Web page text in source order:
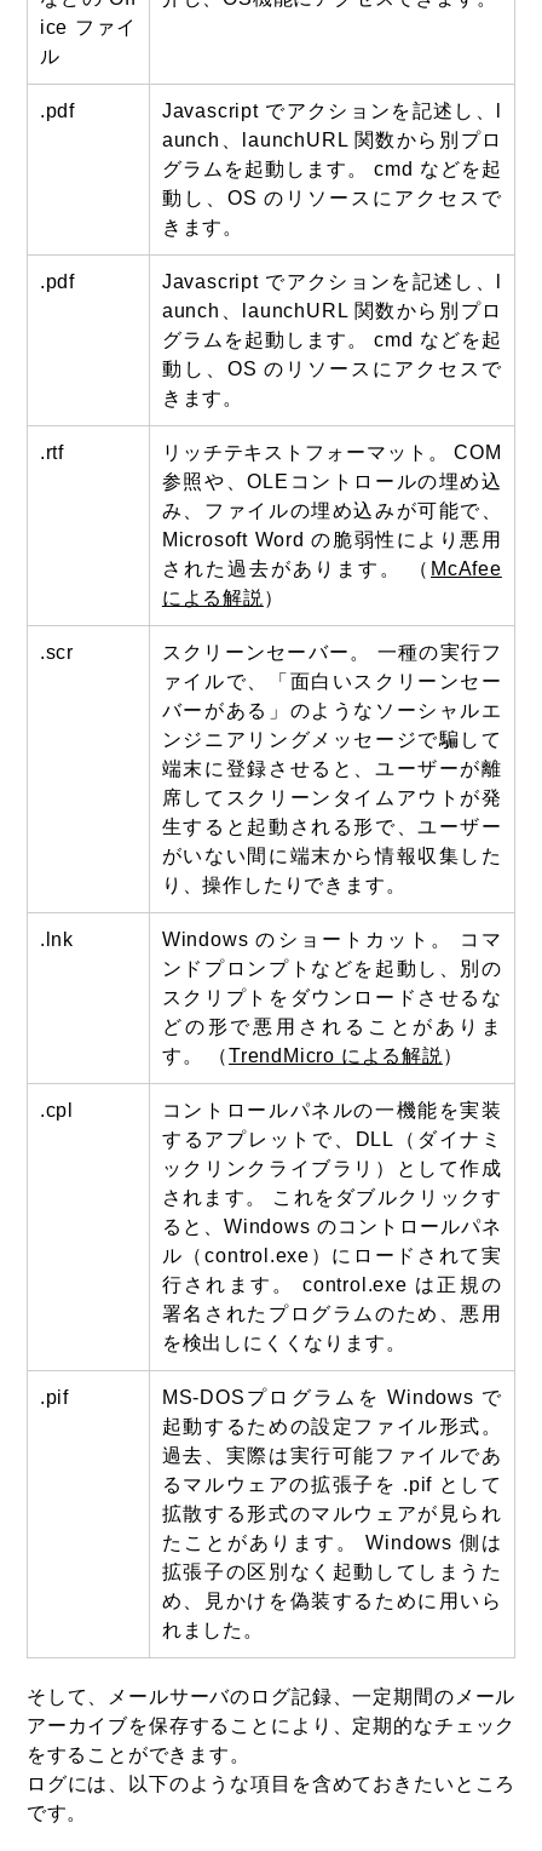
ice ファイ
ル
.pdf
Javascript でアクションを記述し、l
aunch、launchURL 関数から別プロ
グラムを起動します。 cmd などを起
動し、OS のリソースにアクセスで
きます。
.pdf
Javascript でアクションを記述し、l
aunch、launchURL 関数から別プロ
グラムを起動します。 cmd などを起
動し、OS のリソースにアクセスで
きます。
.rtf
リッチテキストフォーマット。 COM
参照や、OLEコントロールの埋め込
み、ファイルの埋め込みが可能で、
Microsoft Word の脆弱性により悪用
された過去があります。 （ McAfee
による解説 ）
.scr
スクリーンセーバー。 一種の実行フ
ァイルで、「面白いスクリーンセー
バーがある」のようなソーシャルエ
ンジニアリングメッセージで騙して
端末に登録させると、ユーザーが離
席してスクリーンタイムアウトが発
生すると起動される形で、ユーザー
がいない間に端末から情報収集した
り、操作したりできます。
.lnk
Windows のショートカット。 コマ
ンドプロンプトなどを起動し、別の
スクリプトをダウンロードさせるな
どの形で悪用されることがありま
す。 （TrendMicro による解説 ）
.cpl
コントロールパネルの一機能を実装
するアプレットで、DLL（ダイナミ
ックリンクライブラリ）として作成
されます。 これをダブルクリックす
ると、Windows のコントロールパネ
ル（control.exe）にロードされて実
行されます。 control.exe は正規の
署名されたプログラムのため、悪用
を検出しにくくなります。
.pif
MS-DOSプログラムを Windows で
起動するための設定ファイル形式。
過去、実際は実行可能ファイルであ
るマルウェアの拡張子を .pif として
拡散する形式のマルウェアが見られ
たことがあります。 Windows 側は
拡張子の区別なく起動してしまうた
め、見かけを偽装するために用いら
れました。
そして、メールサーバのログ記録、一定期間のメール
アーカイブを保存することにより、定期的なチェック
をすることができます。
ログには、以下のような項目を含めておきたいところ
です。